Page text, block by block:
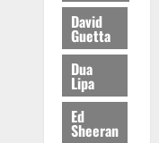
David
Guetta
Dua
Lipa
Ed
Sheeran